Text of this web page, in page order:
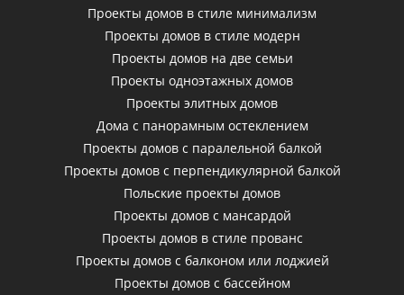
Проекты домов в стиле минимализм
Проекты домов в стиле модерн
Проекты домов на две семьи
Проекты одноэтажных домов
Проекты элитных домов
Дома с панорамным остеклением
Проекты домов с паралельной балкой
Проекты домов с перпендикулярной балкой
Польские проекты домов
Проекты домов с мансардой
Проекты домов в стиле прованс
Проекты домов с балконом или лоджией
Проекты домов с бассейном